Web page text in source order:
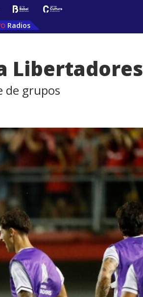
Radios
Libertadores
de grupos